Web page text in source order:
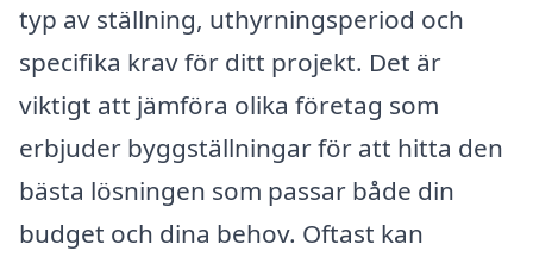
typ av ställning, uthyrningsperiod och
specifika krav för ditt projekt. Det är
viktigt att jämföra olika företag som
erbjuder byggställningar för att hitta den
bästa lösningen som passar både din
budget och dina behov. Oftast kan